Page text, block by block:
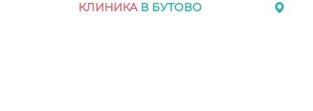
КЛИНИКА В БУТОВО